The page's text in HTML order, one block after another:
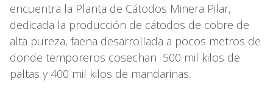
encuentra la Planta de Cátodos Minera Pilar,
dedicada la producción de cátodos de cobre de
alta pureza, faena desarrollada a pocos metros de
donde temporeros cosechan 500 mil kilos de
paltas y 400 mil kilos de mandarinas.